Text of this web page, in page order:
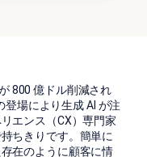
800 億ドル削減され
場により生成 AI が注
エンス（CX）専門家
ちきりです。簡単に
在のように顧客に情